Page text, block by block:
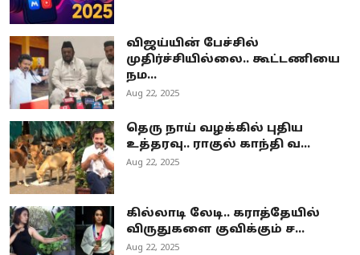
விஜய்யின் பேச்சில்
முதிர்ச்சியில்லை.. கூட்டணியை
நம...
Aug 22, 2025
தெரு நாய் வழக்கில் புதிய
உத்தரவு.. ராகுல் காந்தி வ...
Aug 22, 2025
கில்லாடி லேடி.. கராத்தேயில்
விருதுகளை குவிக்கும் ச...
Aug 22, 2025